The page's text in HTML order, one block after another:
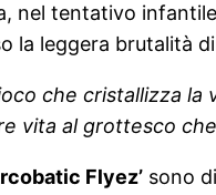
nel tentativo
la leggera brutalità
che cristallizza la
vita al grottesco
Flyez’ sono